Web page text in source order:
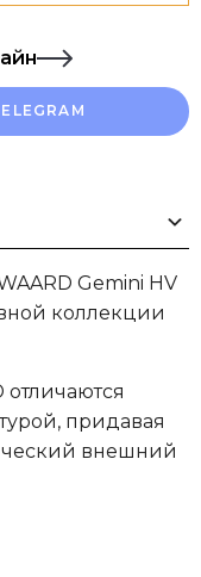
Gemini HV
коллекции
придавая
внешний
Rijswaard имеет
и